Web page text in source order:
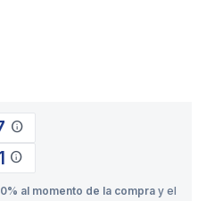
info
info
al momento de la compra y el